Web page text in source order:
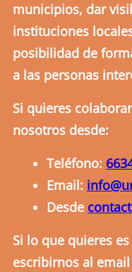
municipios, dar
instituciones
posibilidad de
a las personas
Si quieres
nosotros desde:
Teléfono:
Email:
Desde
Si lo que quieres
escribirnos al